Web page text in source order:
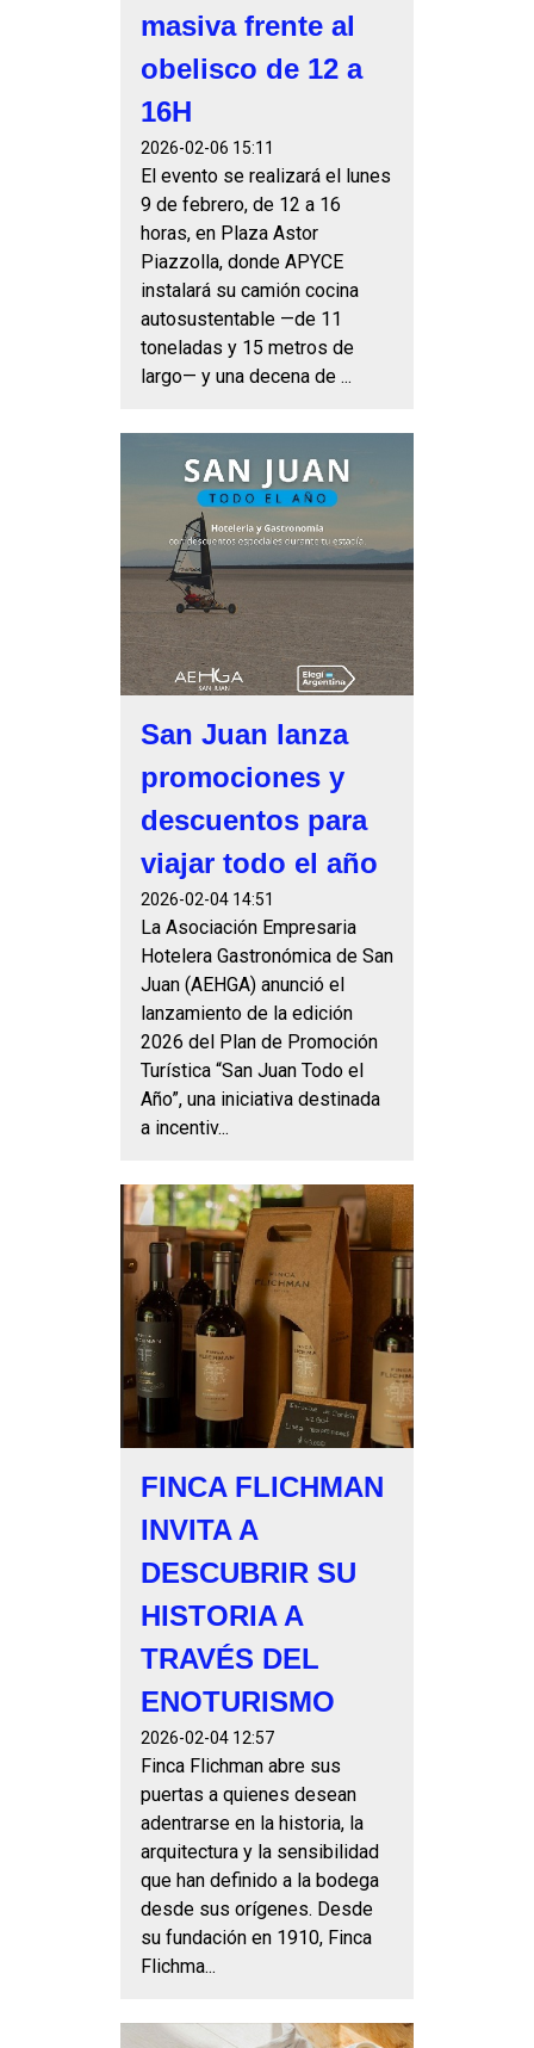
masiva frente al
obelisco de 12 a
16H
2026-02-06 15:11
El evento se realizará el lunes
9 de febrero, de 12 a 16
horas, en Plaza Astor
Piazzolla, donde APYCE
instalará su camión cocina
autosustentable —de 11
toneladas y 15 metros de
largo— y una decena de ...
San Juan lanza
promociones y
descuentos para
viajar todo el año
2026-02-04 14:51
La Asociación Empresaria
Hotelera Gastronómica de San
Juan (AEHGA) anunció el
lanzamiento de la edición
2026 del Plan de Promoción
Turística “San Juan Todo el
Año”, una iniciativa destinada
a incentiv...
FINCA FLICHMAN
INVITA A
DESCUBRIR SU
HISTORIA A
TRAVÉS DEL
ENOTURISMO
2026-02-04 12:57
Finca Flichman abre sus
puertas a quienes desean
adentrarse en la historia, la
arquitectura y la sensibilidad
que han definido a la bodega
desde sus orígenes. Desde
su fundación en 1910, Finca
Flichma...